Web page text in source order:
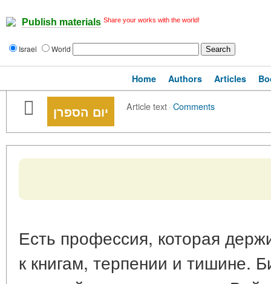
Publish materials Share your works with the world!
Israel World
Home Authors Articles
יום הספרן Article text·Comments
Есть профессия, которая
к книгам, терпении и тишине.